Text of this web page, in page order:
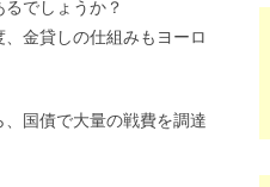
でしょうか？
金貸しの仕組みもヨーロ
国債で大量の戦費を調達